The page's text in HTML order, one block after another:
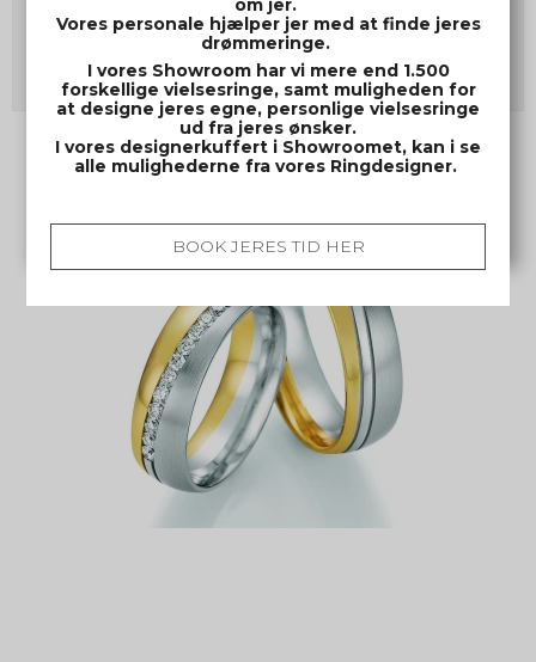
44.600,00 DKK
Vis produkt
om jer.
Vores personale hjælper jer med at finde jeres
drømmeringe.
I vores Showroom har vi mere end 1.500
forskellige vielsesringe, samt muligheden for
at designe jeres egne, personlige vielsesringe
ud fra jeres ønsker.
I vores designerkuffert i Showroomet, kan i se
alle mulighederne fra vores Ringdesigner.
BOOK JERES TID HER